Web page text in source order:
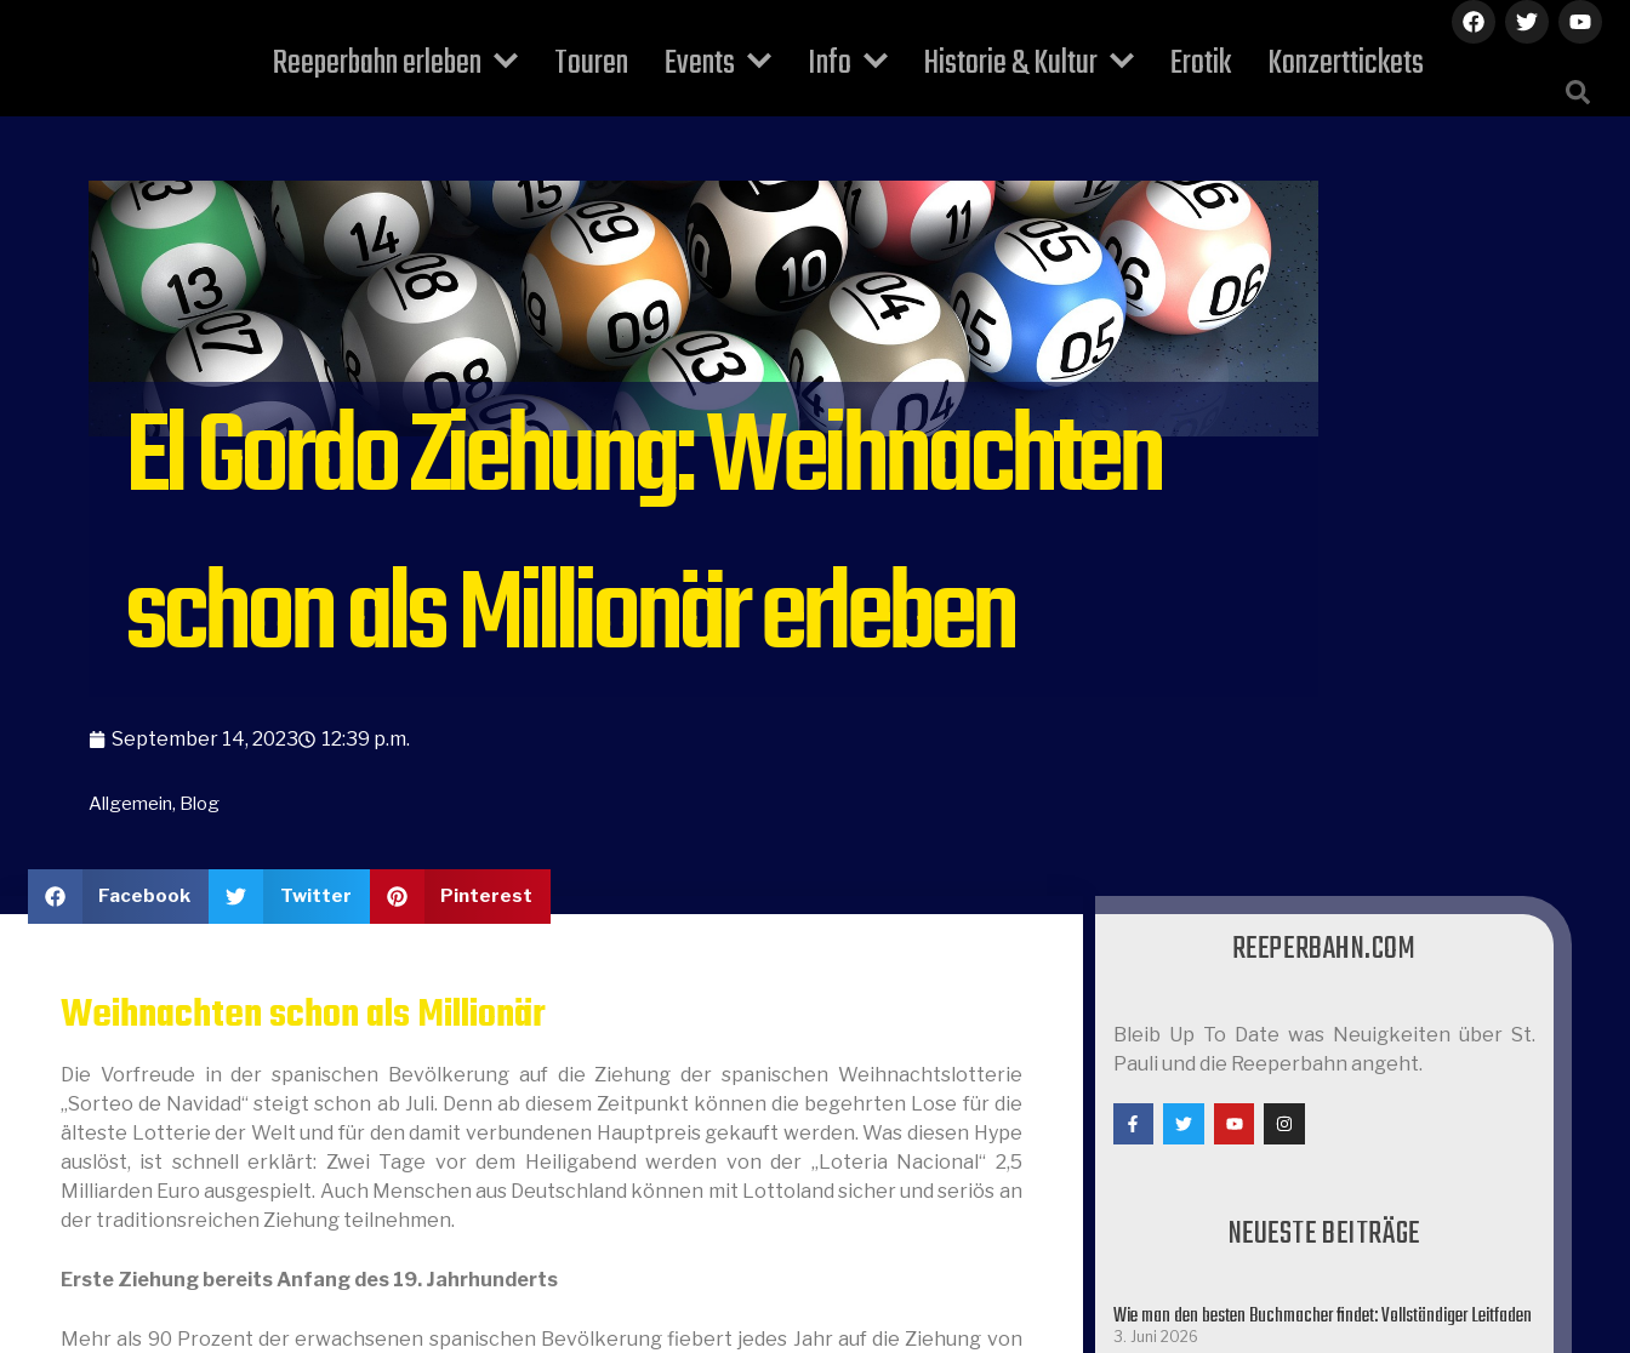
Reeperbahn erleben Touren Events Info Historie & Kultur Erotik Konzerttickets
El Gordo Ziehung: Weihnachten
schon als Millionär erleben
September 14, 2023 12:39 p.m.
Allgemein, Blog
Facebook Twitter Pinterest
Weihnachten schon als Millionär
Die Vorfreude in der spanischen Bevölkerung auf die Ziehung der spanischen Weihnachtslotterie
„Sorteo de Navidad“ steigt schon ab Juli. Denn ab diesem Zeitpunkt können die begehrten Lose für die
älteste Lotterie der Welt und für den damit verbundenen Hauptpreis gekauft werden. Was diesen Hype
auslöst, ist schnell erklärt: Zwei Tage vor dem Heiligabend werden von der „Loteria Nacional“ 2,5
Milliarden Euro ausgespielt. Auch Menschen aus Deutschland können mit Lottoland sicher und seriös an
der traditionsreichen Ziehung teilnehmen.
Erste Ziehung bereits Anfang des 19. Jahrhunderts
Mehr als 90 Prozent der erwachsenen spanischen Bevölkerung fiebert jedes Jahr auf die Ziehung von
REEPERBAHN.COM
Bleib Up To Date was Neuigkeiten über St.
Pauli und die Reeperbahn angeht.
NEUESTE BEITRÄGE
Wie man den besten Buchmacher findet: Vollständiger Leitfaden
3. Juni 2026